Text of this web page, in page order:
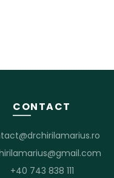
CONTACT
+40 743 838 111